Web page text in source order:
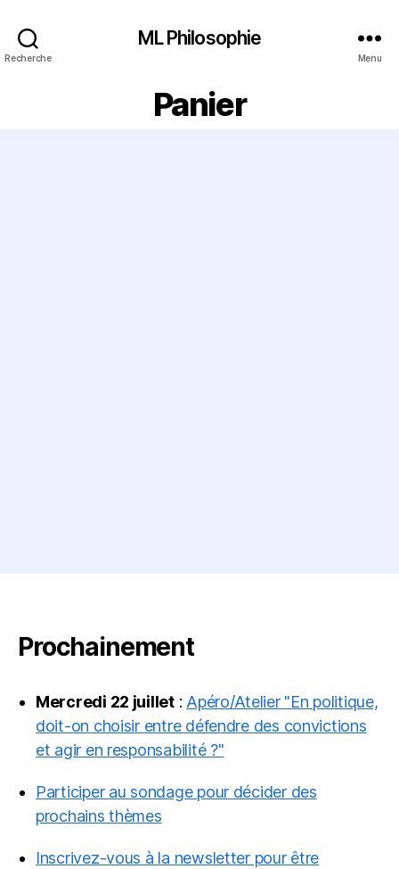
Recherche
ML Philosophie
Menu
Panier
Prochainement
Mercredi 22 juillet: Apéro/Atelier "En politique,
doit-on choisir entre défendre des convictions
et agir en responsabilité ?"
Participer au sondage pour décider des
prochains thèmes
Inscrivez-vous à la newsletter pour être